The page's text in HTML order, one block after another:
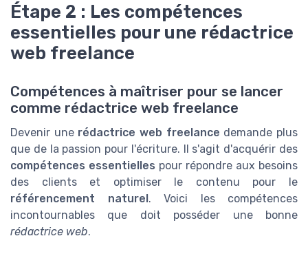
Étape 2 : Les compétences
essentielles pour une rédactrice
web freelance
Compétences à maîtriser pour se lancer
comme rédactrice web freelance
Devenir une rédactrice web freelance demande plus
que de la passion pour l'écriture. Il s'agit d'acquérir des
compétences essentielles pour répondre aux besoins
des clients et optimiser le contenu pour le
référencement naturel. Voici les compétences
incontournables que doit posséder une bonne
rédactrice web.